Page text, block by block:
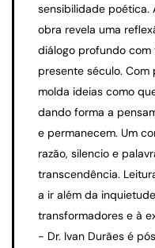
sensibilidade poética.
obra revela uma
diálogo profundo
presente século.
molda ideias como
dando forma a
e permanecem. Um
razão, silencio e
transcendência.
a ir além da
transformadores e à
- Dr. Ivan Durães é